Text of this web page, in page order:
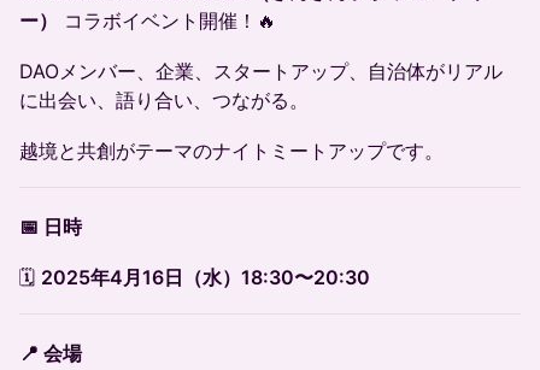
ー）
コラボイベント開催！🔥
DAOメンバー、企業、スタートアップ、自治体がリアル
に出会い、語り合い、つながる。
越境と共創がテーマのナイトミートアップです。
📅 日時
🗓 2025年4月16日（水）18:30〜20:30
📍 会場